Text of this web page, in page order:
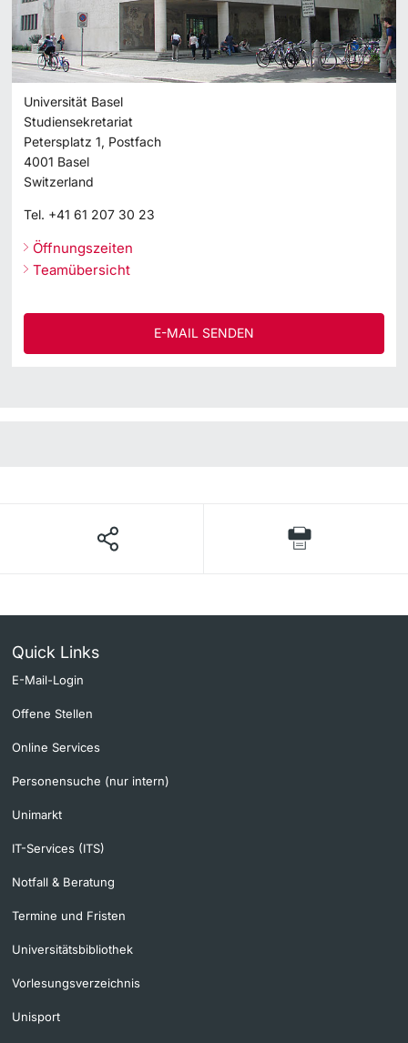
Universität Basel
Studiensekretariat
Petersplatz 1, Postfach
4001 Basel
Switzerland
Tel. +41 61 207 30 23
Öffnungszeiten
Teamübersicht
E-MAIL SENDEN
Quick Links
E-Mail-Login
Offene Stellen
Online Services
Personensuche (nur intern)
Unimarkt
IT-Services (ITS)
Notfall & Beratung
Termine und Fristen
Universitätsbibliothek
Vorlesungsverzeichnis
Unisport